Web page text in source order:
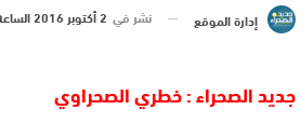
إدارة الموقع نشر في 2 أكتوبر 2016 الساعة 11 و 31 دقيقة
جديد الصحراء : خطري الصحراوي